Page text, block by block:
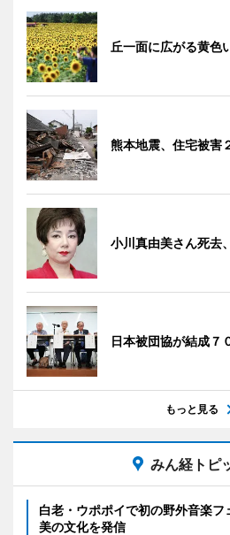
丘一面に広がる黄色
熊本地震、住宅被害
小川真由美さん死去
日本被団協が結成７
もっと見る
みん経トピ
白老・ウポポイで初の野外音楽
美の文化を発信